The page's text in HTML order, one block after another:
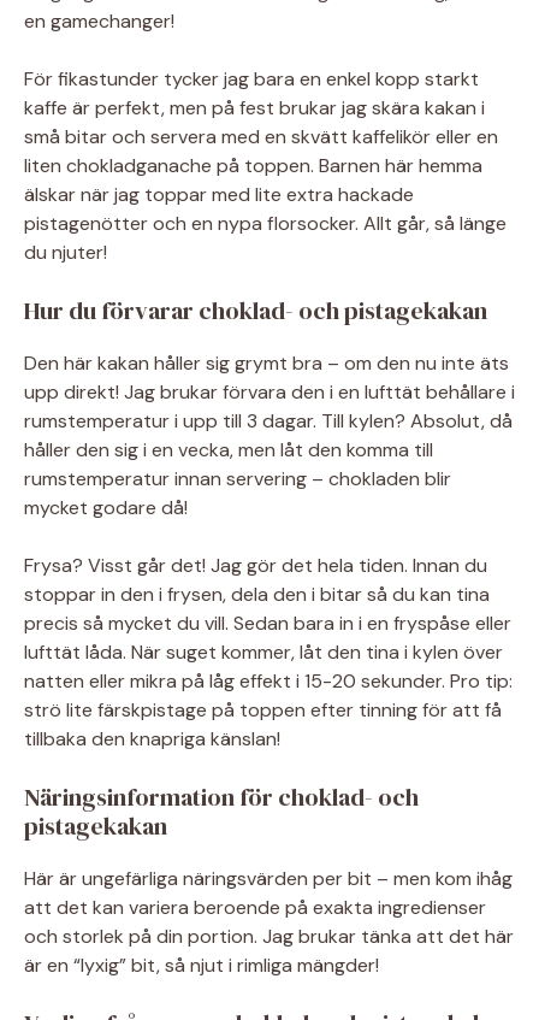
en gamechanger!
För fikastunder tycker jag bara en enkel kopp starkt
kaffe är perfekt, men på fest brukar jag skära kakan i
små bitar och servera med en skvätt kaffelikör eller en
liten chokladganache på toppen. Barnen här hemma
älskar när jag toppar med lite extra hackade
pistagenötter och en nypa florsocker. Allt går, så länge
du njuter!
Hur du förvarar choklad- och pistagekakan
Den här kakan håller sig grymt bra – om den nu inte äts
upp direkt! Jag brukar förvara den i en lufttät behållare i
rumstemperatur i upp till 3 dagar. Till kylen? Absolut, då
håller den sig i en vecka, men låt den komma till
rumstemperatur innan servering – chokladen blir
mycket godare då!
Frysa? Visst går det! Jag gör det hela tiden. Innan du
stoppar in den i frysen, dela den i bitar så du kan tina
precis så mycket du vill. Sedan bara in i en fryspåse eller
lufttät låda. När suget kommer, låt den tina i kylen över
natten eller mikra på låg effekt i 15-20 sekunder. Pro tip:
strö lite färskpistage på toppen efter tinning för att få
tillbaka den knapriga känslan!
Näringsinformation för choklad- och
pistagekakan
Här är ungefärliga näringsvärden per bit – men kom ihåg
att det kan variera beroende på exakta ingredienser
och storlek på din portion. Jag brukar tänka att det här
är en “lyxig” bit, så njut i rimliga mängder!